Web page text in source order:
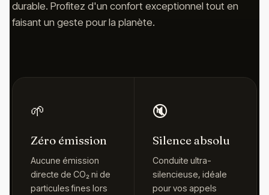
durable. Profitez d'un confort exceptionnel tout en
faisant un geste pour la planète.
🌱
Zéro émission
Aucune émission
directe de CO₂ ni de
particules fines lors
🔇
Silence absolu
Conduite ultra-
silencieuse, idéale
pour vos appels